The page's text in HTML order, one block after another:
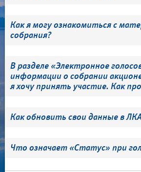
Как я могу ознакомиться с
собрания?
В разделе «Электронное
информации о собрании
я хочу принять участие. Как
Как обновить свои данные в
Что означает «Статус» при